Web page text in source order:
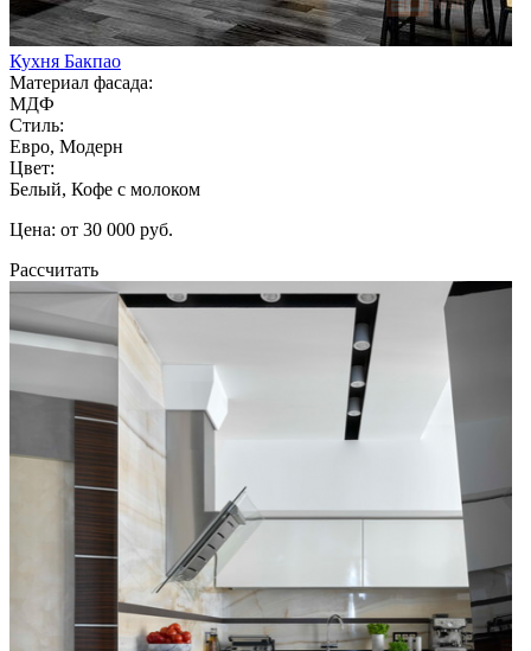
Кухня Бакпао
Материал фасада:
МДФ
Стиль:
Евро, Модерн
Цвет:
Белый, Кофе с молоком
Цена: от 30 000 руб.
Рассчитать